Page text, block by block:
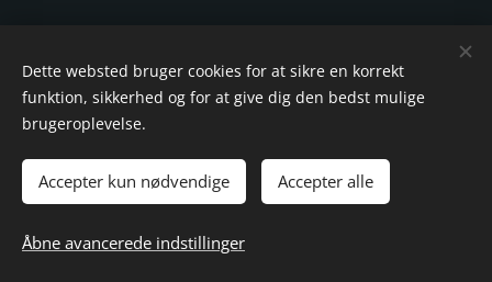
knipledamen.dk 2004
Dette websted bruger cookies for at sikre en korrekt
funktion, sikkerhed og for at give dig den bedst mulige
brugeroplevelse.
Accepter kun nødvendige Accepter alle
Åbne avancerede indstillinger